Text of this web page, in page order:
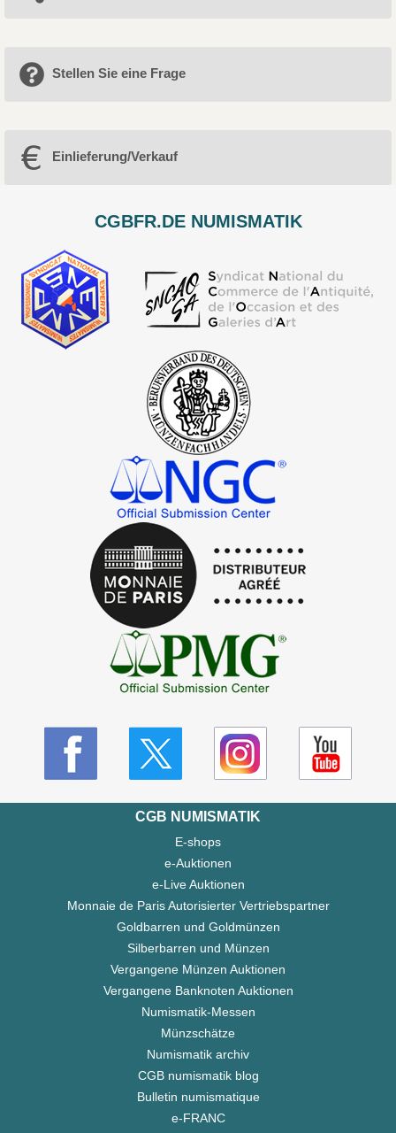
Stellen Sie eine Frage
Einlieferung/Verkauf
CGBFR.DE NUMISMATIK
CGB NUMISMATIK
E-shops
e-Auktionen
e-Live Auktionen
Monnaie de Paris Autorisierter Vertriebspartner
Goldbarren und Goldmünzen
Silberbarren und Münzen
Vergangene Münzen Auktionen
Vergangene Banknoten Auktionen
Numismatik-Messen
Münzschätze
Numismatik archiv
CGB numismatik blog
Bulletin numismatique
e-FRANC